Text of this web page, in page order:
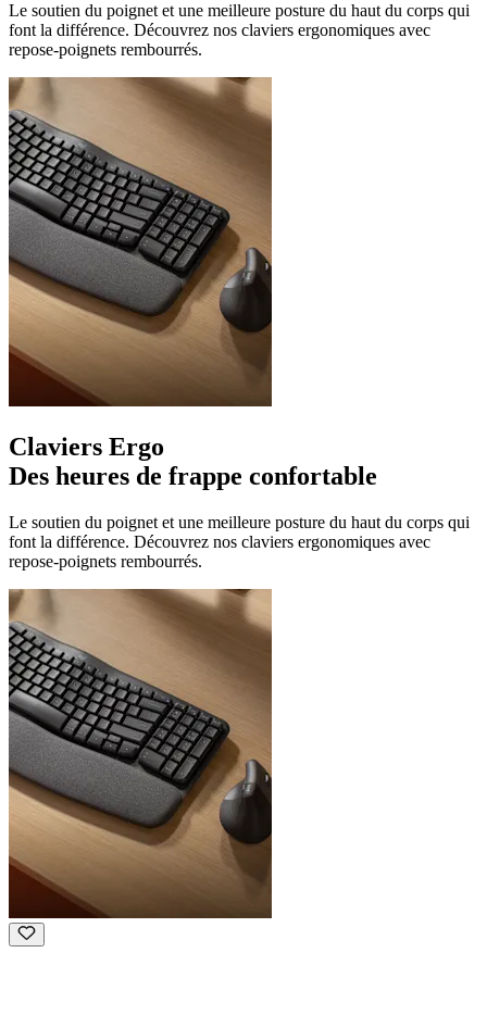
Le soutien du poignet et une meilleure posture du haut du corps qui
font la différence. Découvrez nos claviers ergonomiques avec
repose-poignets rembourrés.
Claviers Ergo
Des heures de frappe confortable
Le soutien du poignet et une meilleure posture du haut du corps qui
font la différence. Découvrez nos claviers ergonomiques avec
repose-poignets rembourrés.